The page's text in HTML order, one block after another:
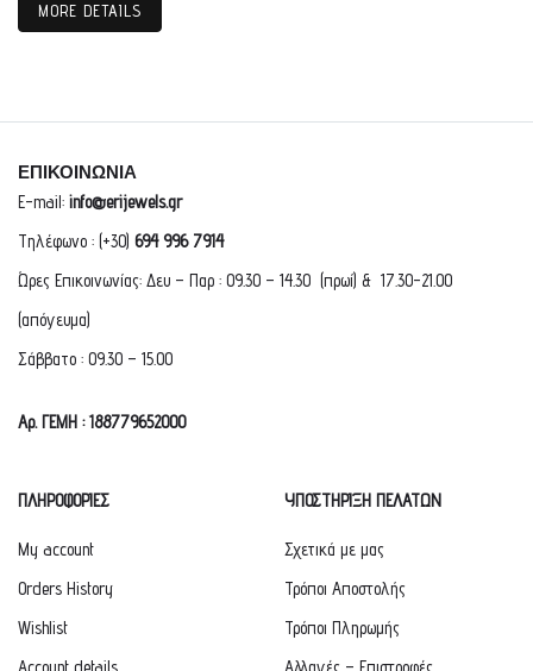
MORE DETAILS
ΕΠΙΚΟΙΝΩΝΙΑ
E-mail: info@erijewels.gr
Τηλέφωνο : (+30) 694 996 7914
Ώρες Επικοινωνίας: Δευ – Παρ : 09.30 – 14.30 (πρωί) & 17.30-21.00
(απόγευμα)
Σάββατο : 09.30 – 15.00
Αρ. ΓΕΜΗ : 188779652000
ΠΛΗΡΟΦΟΡΙΕΣ
My account
Orders History
Wishlist
ΥΠΟΣΤΗΡΙΞΗ ΠΕΛΑΤΩΝ
Σχετικά με μας
Τρόποι Αποστολής
Τρόποι Πληρωμής